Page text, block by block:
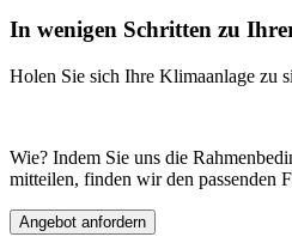
In wenigen Schritten zu
Holen Sie sich Ihre Klimaanlage zu
Wie? Indem Sie uns die
mitteilen, finden wir den passenden
Angebot anfordern